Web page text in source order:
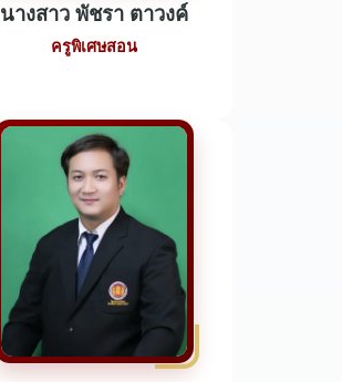
นางสาว พัชรา ตาวงค์
ครูพิเศษสอน